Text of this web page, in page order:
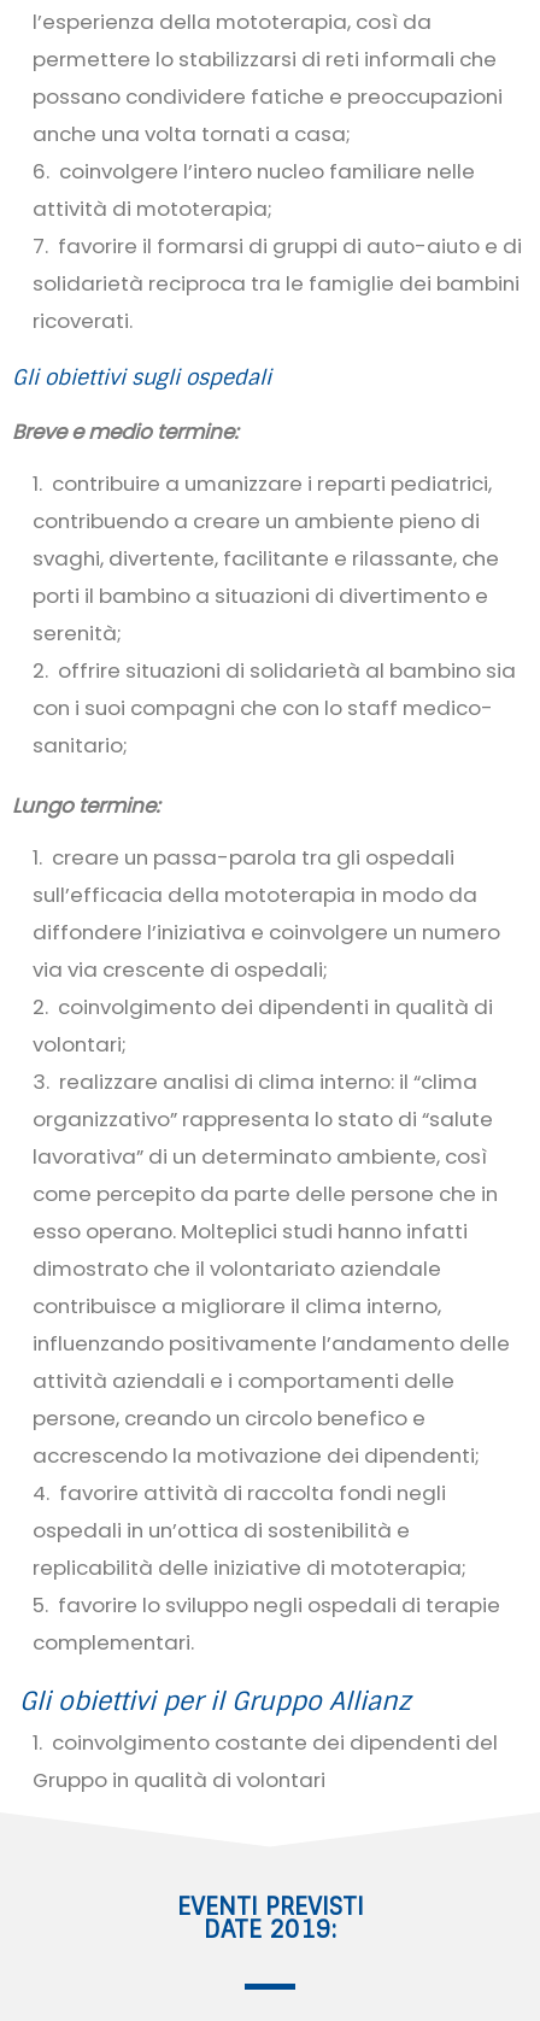
l’esperienza della mototerapia, così da
permettere lo stabilizzarsi di reti informali che
possano condividere fatiche e preoccupazioni
anche una volta tornati a casa;
coinvolgere l’intero nucleo familiare nelle
attività di mototerapia;
favorire il formarsi di gruppi di auto-aiuto e di
solidarietà reciproca tra le famiglie dei bambini
ricoverati.
Gli obiettivi sugli ospedali
Breve e medio termine:
contribuire a umanizzare i reparti pediatrici,
contribuendo a creare un ambiente pieno di
svaghi, divertente, facilitante e rilassante, che
porti il bambino a situazioni di divertimento e
serenità;
offrire situazioni di solidarietà al bambino sia
con i suoi compagni che con lo staff medico-
sanitario;
Lungo termine:
creare un passa-parola tra gli ospedali
sull’efficacia della mototerapia in modo da
diffondere l’iniziativa e coinvolgere un numero
via via crescente di ospedali;
coinvolgimento dei dipendenti in qualità di
volontari;
realizzare analisi di clima interno: il “clima
organizzativo” rappresenta lo stato di “salute
lavorativa” di un determinato ambiente, così
come percepito da parte delle persone che in
esso operano. Molteplici studi hanno infatti
dimostrato che il volontariato aziendale
contribuisce a migliorare il clima interno,
influenzando positivamente l’andamento delle
attività aziendali e i comportamenti delle
persone, creando un circolo benefico e
accrescendo la motivazione dei dipendenti;
favorire attività di raccolta fondi negli
ospedali in un’ottica di sostenibilità e
replicabilità delle iniziative di mototerapia;
favorire lo sviluppo negli ospedali di terapie
complementari.
Gli obiettivi per il Gruppo Allianz
coinvolgimento costante dei dipendenti del
Gruppo in qualità di volontari
EVENTI PREVISTI
DATE 2019: